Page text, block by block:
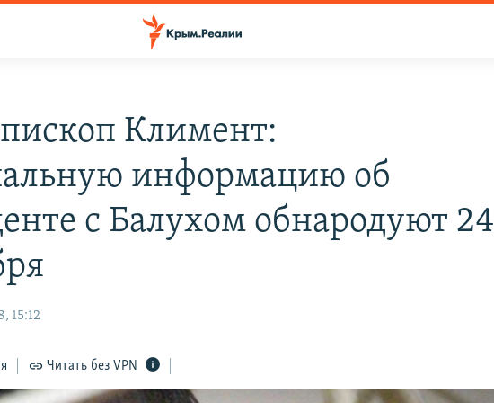
Климент:
информацию об
с Балухом обнародуют 24
15:12
Читать без VPN